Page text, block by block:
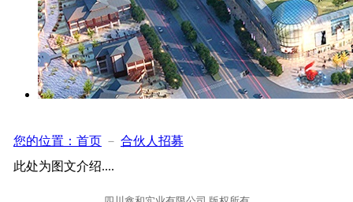
您的位置： 首页 － 合伙人招募
此处为图文介绍....